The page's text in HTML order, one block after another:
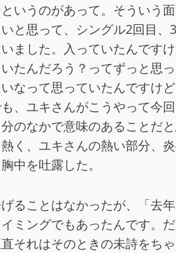
いうのがあって。そういう
と思って、シングル2回目
ました。入っていたんです
んだろう？ってずっと思
なって思っていたんですけ
、ユキさんがこうやって今
なかで意味のあることだ
、ユキさんの熱い部分、
中を吐露した。
ることはなかったが、「去
ミングでもあったんです。
それはそのときの未詩をち